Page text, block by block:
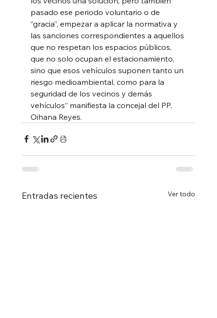
pasado ese periodo voluntario o de
“gracia”, empezar a aplicar la normativa y
las sanciones correspondientes a aquellos
que no respetan los espacios públicos,
que no solo ocupan el estacionamiento,
sino que esos vehículos suponen tanto un
riesgo medioambiental, como para la
seguridad de los vecinos y demás
vehículos” manifiesta la concejal del PP,
Oihana Reyes.
Entradas recientes Ver todo